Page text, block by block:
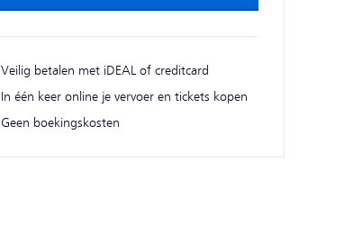
Veilig betalen met iDEAL of creditcard
In één keer online je vervoer en tickets kopen
Geen boekingskosten